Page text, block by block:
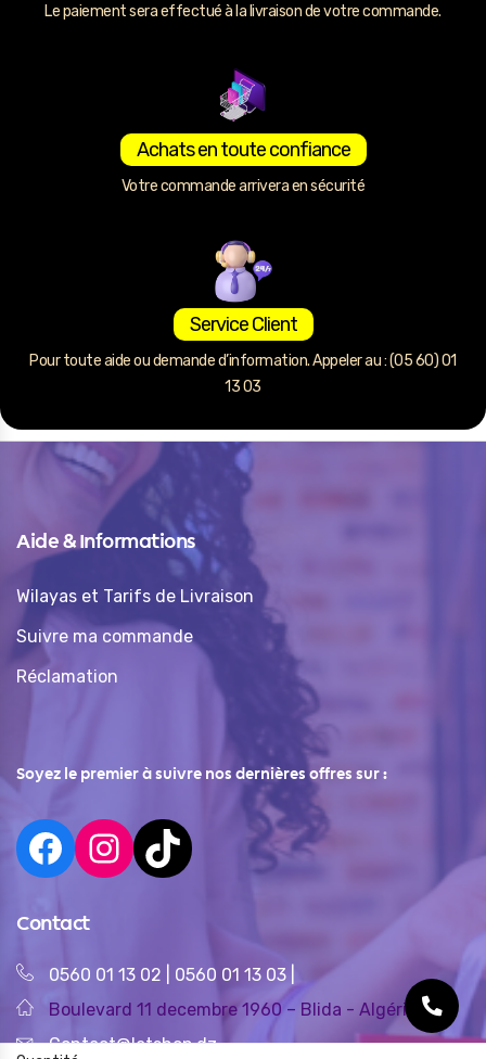
Le paiement sera effectué à la livraison de votre commande.
Achats en toute confiance
Votre commande arrivera en sécurité
Service Client
Pour toute aide ou demande d’information. Appeler au : (05 60) 01
13 03
Aide & Informations
Wilayas et Tarifs de Livraison
Suivre ma commande
Réclamation
Soyez le premier à suivre nos dernières offres sur :
Contact
0560 01 13 02 0560 01 13 03
Boulevard 11 decembre 1960 – Blida - Algérie
Contact@letshop.dz